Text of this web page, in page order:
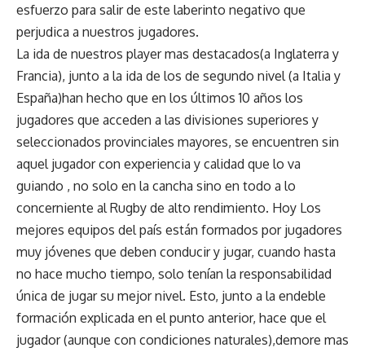
esfuerzo para salir de este laberinto negativo que
perjudica a nuestros jugadores.
La ida de nuestros player mas destacados(a Inglaterra y
Francia), junto a la ida de los de segundo nivel (a Italia y
España)han hecho que en los últimos 10 años los
jugadores que acceden a las divisiones superiores y
seleccionados provinciales mayores, se encuentren sin
aquel jugador con experiencia y calidad que lo va
guiando , no solo en la cancha sino en todo a lo
concerniente al Rugby de alto rendimiento. Hoy Los
mejores equipos del país están formados por jugadores
muy jóvenes que deben conducir y jugar, cuando hasta
no hace mucho tiempo, solo tenían la responsabilidad
única de jugar su mejor nivel. Esto, junto a la endeble
formación explicada en el punto anterior, hace que el
jugador (aunque con condiciones naturales),demore mas